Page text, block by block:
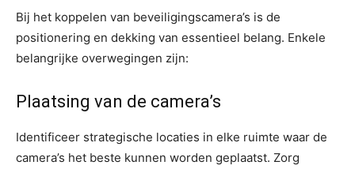
Bij het koppelen van beveiligingscamera’s is de
positionering en dekking van essentieel belang. Enkele
belangrijke overwegingen zijn:
Plaatsing van de camera’s
Identificeer strategische locaties in elke ruimte waar de
camera’s het beste kunnen worden geplaatst. Zorg